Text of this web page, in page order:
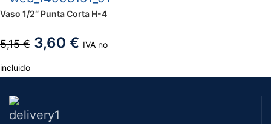
Vaso 1/2″ Punta Corta H-4
5,15€ 3,60 € IVA no
incluido